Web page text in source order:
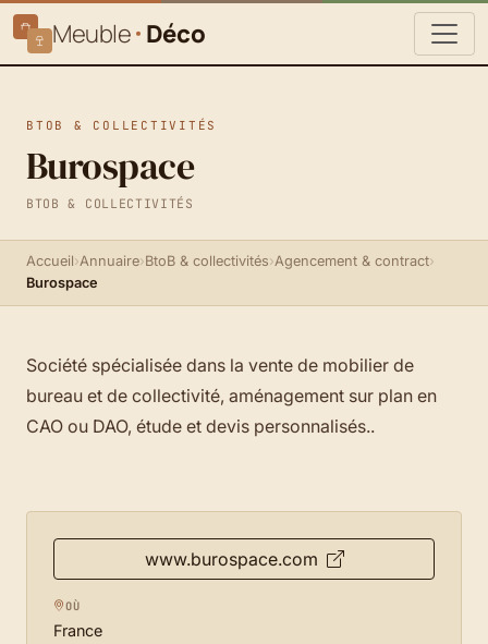
Meuble Déco
BTOB & COLLECTIVITÉS
Burospace
BTOB & COLLECTIVITÉS
Accueil›Annuaire›BtoB & collectivités›Agencement & contract›
Burospace
Société spécialisée dans la vente de mobilier de
bureau et de collectivité, aménagement sur plan en
CAO ou DAO, étude et devis personnalisés..
www.burospace.com
OÙ
France